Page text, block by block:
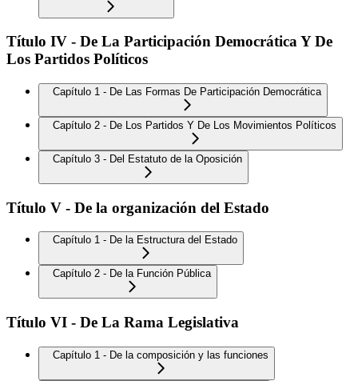
Título IV - De La Participación Democrática Y De
Los Partidos Políticos
Capítulo 1 - De Las Formas De Participación Democrática
Capítulo 2 - De Los Partidos Y De Los Movimientos Políticos
Capítulo 3 - Del Estatuto de la Oposición
Título V - De la organización del Estado
Capítulo 1 - De la Estructura del Estado
Capítulo 2 - De la Función Pública
Título VI - De La Rama Legislativa
Capítulo 1 - De la composición y las funciones